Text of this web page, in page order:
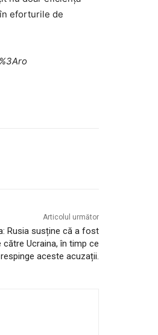
eforturile de
Articolul următor
Rusia susține că a fost
Ucraina, în timp ce
aceste acuzații.